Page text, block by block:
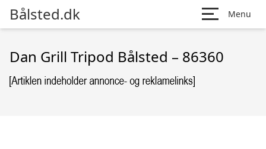
Bålsted.dk Menu
Dan Grill Tripod Bålsted – 86360